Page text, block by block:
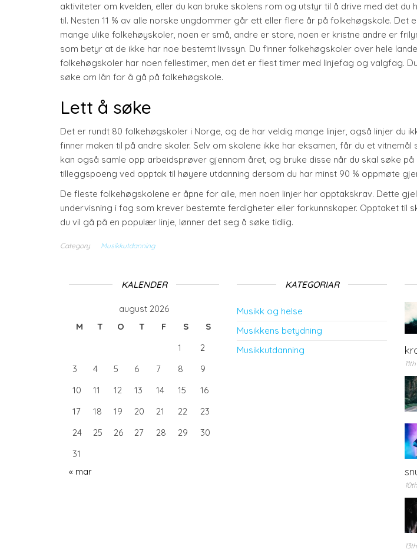
aktiviteter om kvelden, eller du kan bruke skolens rom og utstyr til å drive med det du
til. Nesten 11 % av alle norske ungdommer går ett eller flere år på folkehøgskole. Det
mange ulike folkehøyskoler, noen er små, andre er store, noen er kristne andre er
som betyr at de ikke har noe bestemt livssyn. Du finner folkehøgskoler over hele
folkehøgskoler har noen fellestimer, men det er flest timer med linjefag og valgfag.
søke om lån for å gå på folkehøgskole.
Lett å søke
Det er rundt 80 folkehøgskoler i Norge, og de har veldig mange linjer, også linjer du
finner maken til på andre skoler. Selv om skolene ikke har eksamen, får du et
kan også samle opp arbeidsprøver gjennom året, og bruke disse når du skal søke
tilleggspoeng ved opptak til høyere utdanning dersom du har minst 90 % oppmøte
De fleste folkehøgskolene er åpne for alle, men noen linjer har opptakskrav. Dette
undervisning i fag som krever bestemte ferdigheter eller forkunnskaper. Opptaket til
du vil gå på en populær linje, lønner det seg å søke tidlig.
Category Musikkutdanning
KALENDER
august 2026
M
T O T F S
S
1
2
3
4 5 6 7 8
9
10
11 12 13 14 15
16
17
18 19 20 21 22
23
24
25 26 27 28 29
30
31
« mar
KATEGORIAR
Musikk og helse
Musikkens betydning
Musikkutdanning